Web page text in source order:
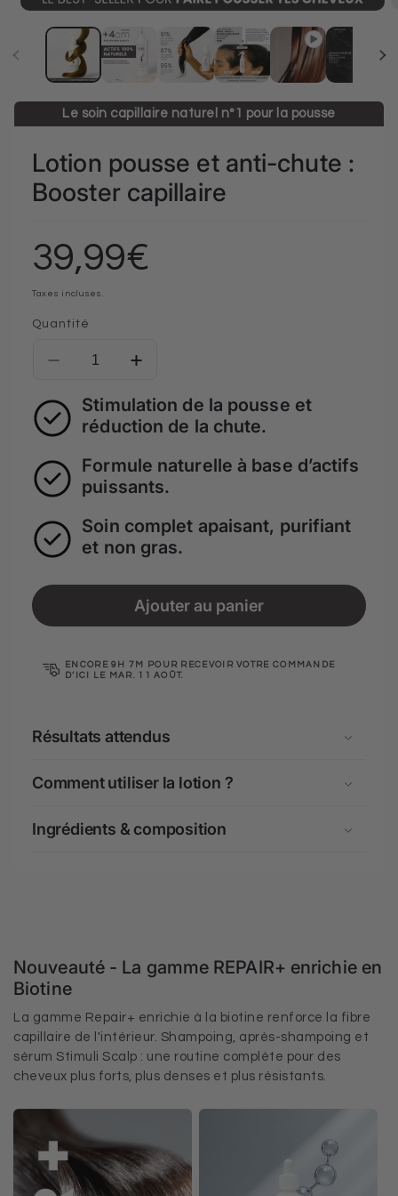
Le soin capillaire naturel n°1 pour la pousse
Lotion pousse et anti-chute :
Booster capillaire
Prix habituel
39,99€
Taxes incluses.
Quantité
Réduire la quantité de Lotion pousse et anti-
Augmenter la quantité de Lotion
Stimulation de la pousse et
réduction de la chute.
Formule naturelle à base d’actifs
puissants.
Soin complet apaisant, purifiant
et non gras.
Ajouter au panier
ENCORE9H 7M
POUR RECEVOIR VOTRE COMMANDE
D’ICI LE MAR. 11 AOÛT.
Résultats attendus
Comment utiliser la lotion ?
Ingrédients & composition
Nouveauté - La gamme REPAIR+ enrichie en
Biotine
La gamme Repair+ enrichie à la biotine renforce la fibre
capillaire de l'intérieur. Shampoing, après-shampoing et
sérum Stimuli Scalp : une routine complète pour des
cheveux plus forts, plus denses et plus résistants.